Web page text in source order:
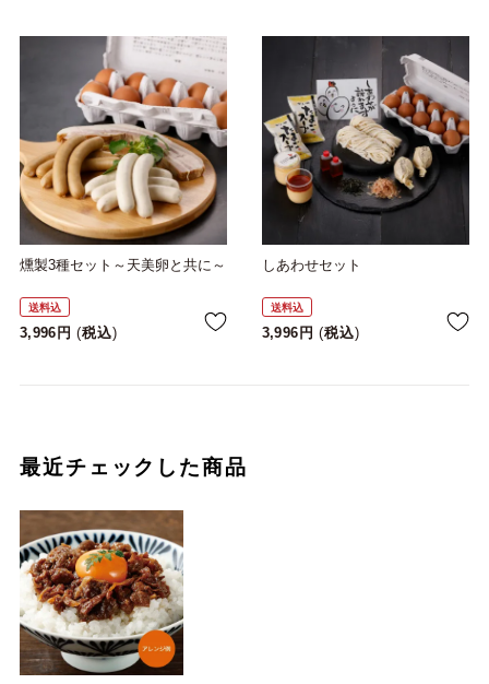
燻製3種セット～天美卵と共に～
送料込
3,996 税込
しあわせセット
送料込
3,996 税込
最近チェックした商品